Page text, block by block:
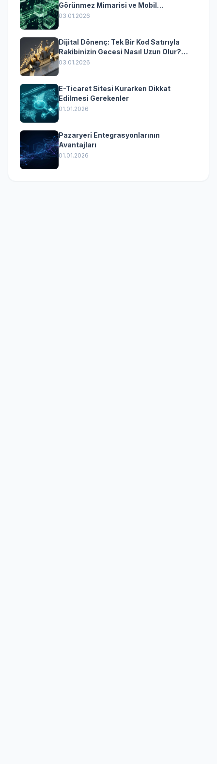
Görünmez Mimarisi ve Mobil
Dönüşümün Kurumsal Anahtarı
03.01.2026
Dijital Dönenç: Tek Bir Kod Satırıyla
Rakibinizin Gecesi Nasıl Uzun Olur?
(Kurumsal Yazılımın Güçlü Rolü)
03.01.2026
E-Ticaret Sitesi Kurarken Dikkat
Edilmesi Gerekenler
01.01.2026
Pazaryeri Entegrasyonlarının
Avantajları
01.01.2026